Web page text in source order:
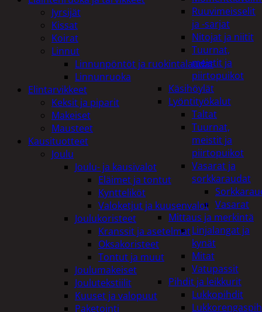
Ruuvimeisselit
ja -sarjat
Nitojat ja niitit
Tuurnat,
meistit ja
piirtopuikot
Käsihöylät
Lyöntityökalut
Taltat
Tuurnat,
meistit ja
piirtopuikot
Vasarat ja
sorkkaraudat
Vasarat
Mittaus ja merkintä
Linjalangat ja
kynät
Mitat
Vatupassit
Pihdit ja leikkurit
Lukkopihdit
Jyrsijät
Kissat
Koirat
Linnut
Linnunpöntöt ja ruokintalaudat
Linnunruoka
Elintarvikkeet
Keksit ja piparit
Makeiset
Mausteet
Kausituotteet
Joulu
Joulu- ja kausivalot
Eläimet ja tontut
Kyntteliköt
Valoketjut ja kuusenvalot
Joulukoristeet
Kranssit ja asetelmat
Oksakoristeet
Tontut ja muut
Joulumakeiset
Joulutekstiilit
Kuuset ja valopuut
Paketointi